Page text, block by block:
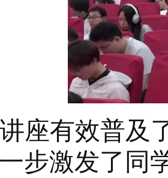
座有效普及
步激发了同